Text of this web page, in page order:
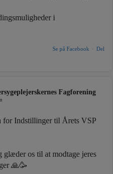
i
Se på Facebook · Del
Fagforening
for Indstillinger til Årets VSP
glæder os til at modtage jeres
🙏🥳